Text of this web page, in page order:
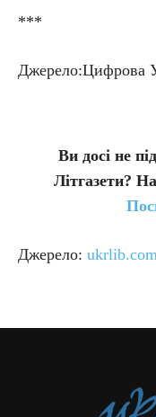
***
Джерело:Цифрова
Ви досі не
Літгазети?
Джерело: